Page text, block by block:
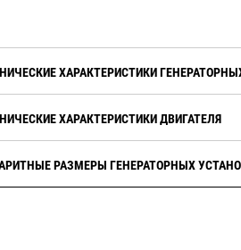
ХАРАКТЕРИСТИКИ
ХАРАКТЕРИСТИКИ ДВИГАТЕЛЯ
РАЗМЕРЫ ГЕНЕРАТОРНЫХ